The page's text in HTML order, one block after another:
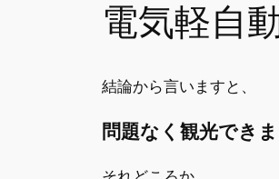
電気軽自
結論から言いますと、
問題なく観光できま